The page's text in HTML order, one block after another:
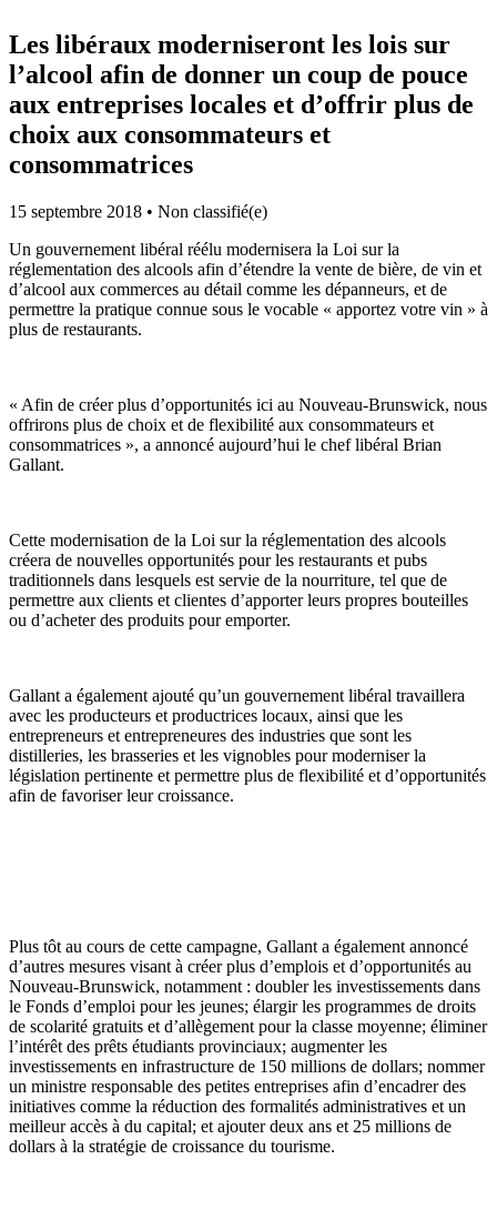
Les libéraux moderniseront les lois sur
l’alcool afin de donner un coup de pouce
aux entreprises locales et d’offrir plus de
choix aux consommateurs et
consommatrices
15 septembre 2018 • Non classifié(e)
Un gouvernement libéral réélu modernisera la Loi sur la
réglementation des alcools afin d’étendre la vente de bière, de vin et
d’alcool aux commerces au détail comme les dépanneurs, et de
permettre la pratique connue sous le vocable « apportez votre vin » à
plus de restaurants.
« Afin de créer plus d’opportunités ici au Nouveau-Brunswick, nous
offrirons plus de choix et de flexibilité aux consommateurs et
consommatrices », a annoncé aujourd’hui le chef libéral Brian
Gallant.
Cette modernisation de la Loi sur la réglementation des alcools
créera de nouvelles opportunités pour les restaurants et pubs
traditionnels dans lesquels est servie de la nourriture, tel que de
permettre aux clients et clientes d’apporter leurs propres bouteilles
ou d’acheter des produits pour emporter.
Gallant a également ajouté qu’un gouvernement libéral travaillera
avec les producteurs et productrices locaux, ainsi que les
entrepreneurs et entrepreneures des industries que sont les
distilleries, les brasseries et les vignobles pour moderniser la
législation pertinente et permettre plus de flexibilité et d’opportunités
afin de favoriser leur croissance.
Plus tôt au cours de cette campagne, Gallant a également annoncé
d’autres mesures visant à créer plus d’emplois et d’opportunités au
Nouveau-Brunswick, notamment : doubler les investissements dans
le Fonds d’emploi pour les jeunes; élargir les programmes de droits
de scolarité gratuits et d’allègement pour la classe moyenne; éliminer
l’intérêt des prêts étudiants provinciaux; augmenter les
investissements en infrastructure de 150 millions de dollars; nommer
un ministre responsable des petites entreprises afin d’encadrer des
initiatives comme la réduction des formalités administratives et un
meilleur accès à du capital; et ajouter deux ans et 25 millions de
dollars à la stratégie de croissance du tourisme.